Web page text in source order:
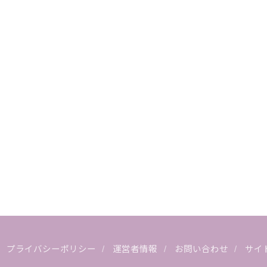
プライバシーポリシー 運営者情報 お問い合わせ サイ